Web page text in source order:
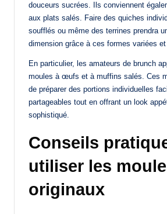
douceurs sucrées. Ils conviennent
aux plats salés. Faire des quiches
soufflés ou même des terrines prendra
dimension grâce à ces formes variées
En particulier, les amateurs de brunch
moules à œufs et à muffins salés. Ces
de préparer des portions individuelles
partageables tout en offrant un look
sophistiqué.
Conseils
utiliser les
originaux